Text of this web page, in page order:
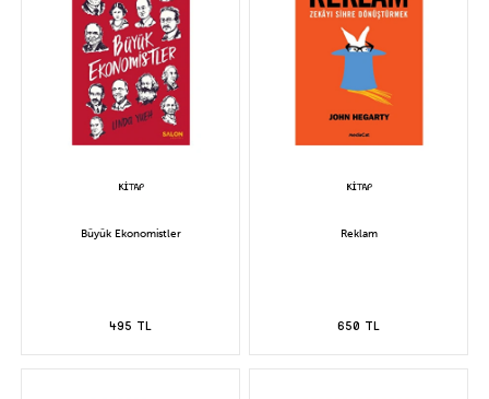
Büyük Ekonomistler
495 TL
Reklam
650 TL